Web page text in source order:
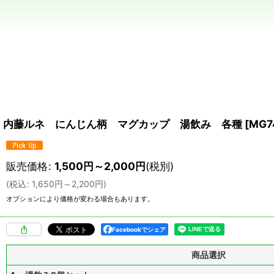
内藤ルネ にんじん柄 マグカップ 湯飲み 各種 [
販売価格: 1,500円～2,000円(税別)
(税込: 1,650円 ～2,200円)
オプションにより価格が変わる場合もあります。
Facebookでシェア
商品選択